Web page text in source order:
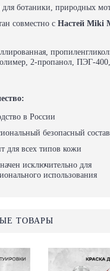
для ботаники, природных
совместно с Настей Miki
2-пропанол, ПЭГ-
в России
безопасный состав
для всех типов кожи
исключительно для
использования
ТОВАРЫ